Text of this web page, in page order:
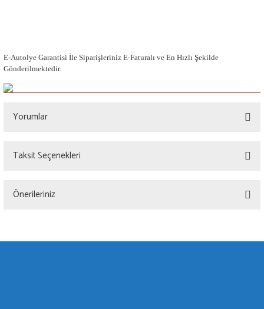
E-Autolye Garantisi İle Siparişleriniz E-Faturalı ve En Hızlı Şekilde
Gönderilmektedir.
Yorumlar
Taksit Seçenekleri
Önerileriniz
gördüğünüz noktaları öneri formunu kullanarak tarafımıza iletebilirsiniz.